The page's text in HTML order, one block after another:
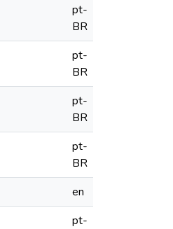
pt-
BR
pt-
BR
pt-
BR
pt-
BR
en
pt-